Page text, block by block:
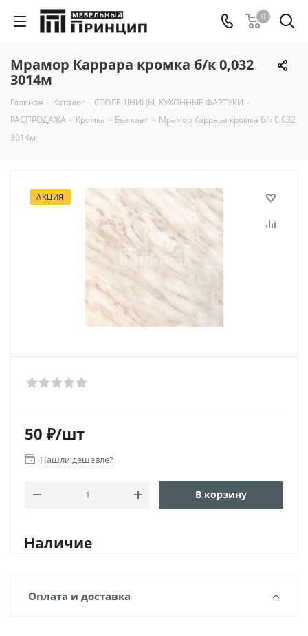
0
Мрамор Каррара кромка б/к 0,032
3014м
Главная - Каталог - СТОЛЕШНИЦЫ, КУХОННЫЕ ФАРТУКИ -
РАСПРОДАЖА - Кромка - Без клея - Мрамор Каррара кромка б/к 0,032
3014м
АКЦИЯ
50 ₽/шт
Нашли дешевле?
В корзину
Наличие
Оплата и доставка